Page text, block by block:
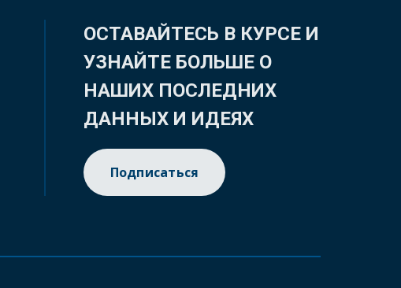
ОСТАВАЙТЕСЬ В КУРСЕ И
УЗНАЙТЕ БОЛЬШЕ О
НАШИХ ПОСЛЕДНИХ
ДАННЫХ И ИДЕЯХ
Подписаться